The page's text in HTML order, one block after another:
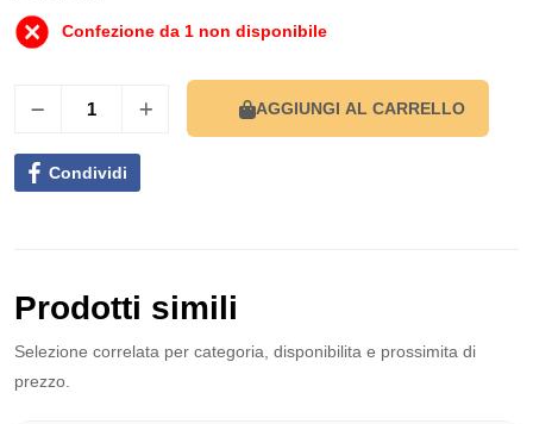
Confezione da 1 non disponibile
AGGIUNGI AL CARRELLO
Condividi
Prodotti simili
Selezione correlata per categoria, disponibilita e prossimita di
prezzo.